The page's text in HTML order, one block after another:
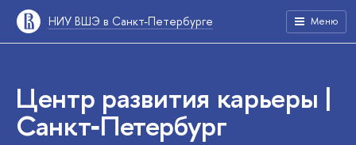
НИУ ВШЭ в Санкт-Петербурге Меню
Центр развития карьеры |
Санкт‑Петербург